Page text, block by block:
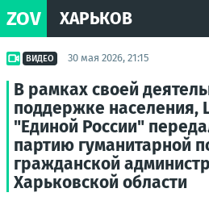
ZOV ХАРЬКОВ
ВИДЕО 30 мая 2026, 21:15
В рамках своей
поддержке населения,
"Единой России"
партию гуманитарной
гражданской
Харьковской области